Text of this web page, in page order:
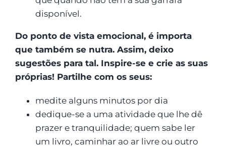
disponível.
Do ponto de vista emocional, é importa
que também se nutra. Assim, deixo
sugestões para tal. Inspire-se e crie as suas
próprias! Partilhe com os seus:
medite alguns minutos por dia
dedique-se a uma atividade que lhe dê
prazer e tranquilidade; quem sabe ler
um livro, caminhar ao ar livre ou outro